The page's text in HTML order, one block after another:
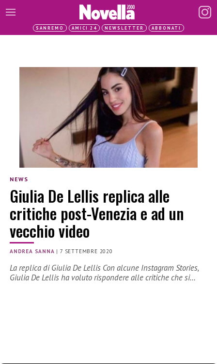
SANREMO AMICI 24 NEWSLETTER ABBONATI
NEWS
Giulia De Lellis replica alle
critiche post-Venezia e ad un
vecchio video
ANDREA SANNA |7 SETTEMBRE 2020
La replica di Giulia De Lellis Con alcune Instagram Stories,
Giulia De Lellis ha voluto rispondere alle critiche che si…